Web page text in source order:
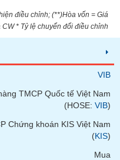
điều chỉnh; (**)Hòa vốn = Giá
* Tỷ lệ chuyển đổi điều chỉnh
VIB
TMCP Quốc tế Việt Nam
(HOSE: VIB)
Chứng khoán KIS Việt Nam
(KIS)
Mua